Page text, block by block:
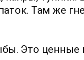
Там же
Это